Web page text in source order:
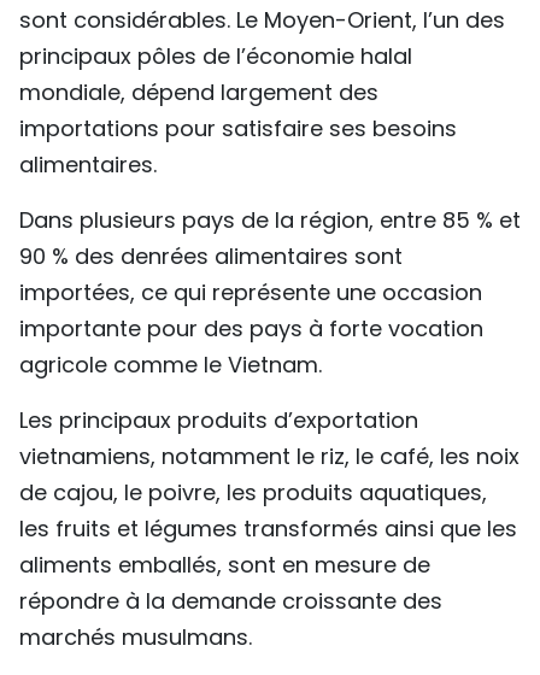
sont considérables. Le Moyen-Orient, l’un des
principaux pôles de l’économie halal
mondiale, dépend largement des
importations pour satisfaire ses besoins
alimentaires.
Dans plusieurs pays de la région, entre 85 % et
90 % des denrées alimentaires sont
importées, ce qui représente une occasion
importante pour des pays à forte vocation
agricole comme le Vietnam.
Les principaux produits d’exportation
vietnamiens, notamment le riz, le café, les noix
de cajou, le poivre, les produits aquatiques,
les fruits et légumes transformés ainsi que les
aliments emballés, sont en mesure de
répondre à la demande croissante des
marchés musulmans.